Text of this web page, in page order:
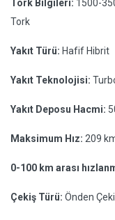
Tork Bilgileri: 1500-
Tork
Yakıt Türü: Hafif Hibrit
Yakıt Teknolojisi:
Yakıt Deposu Hacmi:
Maksimum Hız: 209
0-100 km arası
Çekiş Türü: Önden